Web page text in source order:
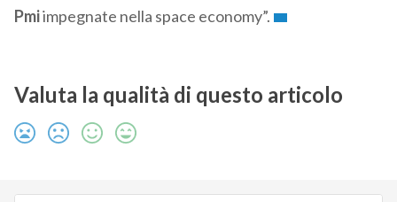
Pmiimpegnate nella space economy”.
Valuta la qualità di questo articolo